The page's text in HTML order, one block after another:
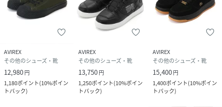
JK6108_783
783-3990210-310-39 JK6108
AVIREX
その他のシューズ・靴
12,980円
1,180ポイント(10%ポイン
トバック)
AVIREX
その他のシューズ・靴
13,750円
1,250ポイント(10%ポイン
トバック)
AVIREX
その他のシューズ・靴
15,400円
1,400ポイント(10%ポイン
トバック)